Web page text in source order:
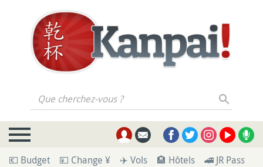
Que cherchez-vous ?
💶 Budget 💴 Change ¥ ✈️ Vols 🏨 Hôtels 🚄 JR Pass